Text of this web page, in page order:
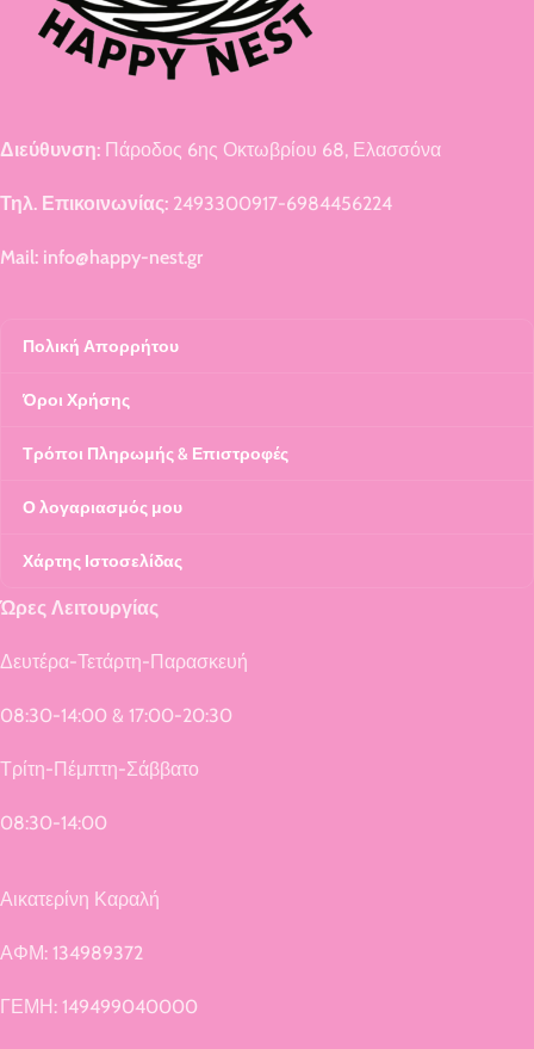
Διεύθυνση: Πάροδος 6ης Οκτωβρίου 68, Ελασσόνα
Τηλ. Επικοινωνίας: 2493300917-6984456224
Mail: info@happy-nest.gr
Πολική Απορρήτου
Όροι Χρήσης
Τρόποι Πληρωμής & Επιστροφές
Ο λογαριασμός μου
Χάρτης Ιστοσελίδας
Ώρες Λειτουργίας
Δευτέρα-Τετάρτη-Παρασκευή
08:30-14:00 & 17:00-20:30
Τρίτη-Πέμπτη-Σάββατο
08:30-14:00
Αικατερίνη Καραλή
ΑΦΜ: 134989372
ΓΕΜΗ: 149499040000